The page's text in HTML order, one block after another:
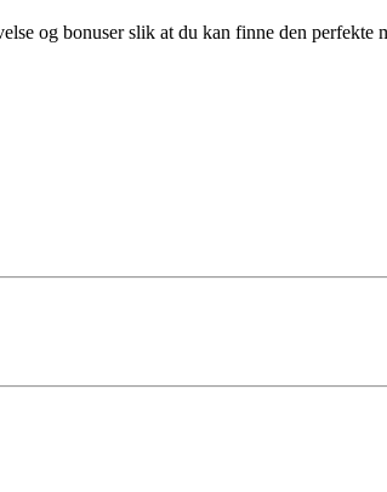
og bonuser slik at du kan finne den perfekte